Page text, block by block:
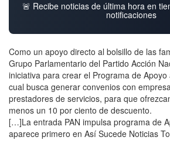
🚨 Recibe noticias de última hora en
notificaciones
Como un apoyo directo al bolsillo de las
Grupo Parlamentario del Partido Acción
iniciativa para crear el Programa de Apoyo
cual busca generar convenios con
prestadores de servicios, para que
menos un 10 por ciento de descuento.
[…]La entrada PAN impulsa programa de
aparece primero en Así Sucede Noticias